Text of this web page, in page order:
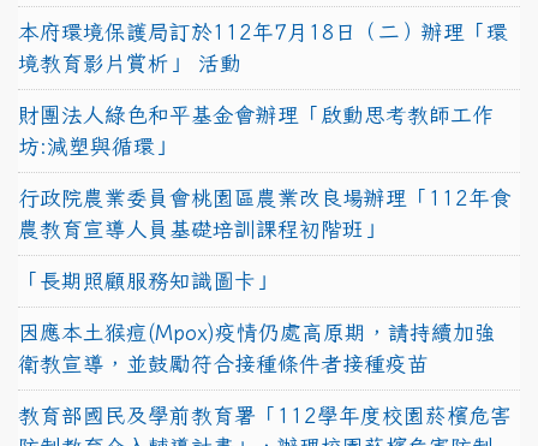
本府環境保護局訂於112年7月18日（二）辦理「環
境教育影片賞析」 活動
財團法人綠色和平基金會辦理「啟動思考教師工作
坊:減塑與循環」
行政院農業委員會桃園區農業改良場辦理「112年食
農教育宣導人員基礎培訓課程初階班」
「長期照顧服務知識圖卡」
因應本土猴痘(Mpox)疫情仍處高原期，請持續加強
衛教宣導，並鼓勵符合接種條件者接種疫苗
教育部國民及學前教育署「112學年度校園菸檳危害